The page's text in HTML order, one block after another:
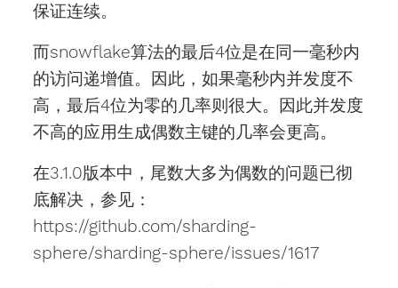
保证连续。
而snowflake算法的最后4位是在同一毫秒内
的访问递增值。因此，如果毫秒内并发度不
高，最后4位为零的几率则很大。因此并发度
不高的应用生成偶数主键的几率会更高。
在3.1.0版本中，尾数大多为偶数的问题已彻
底解决，参见：
https://github.com/sharding-
sphere/sharding-sphere/issues/1617